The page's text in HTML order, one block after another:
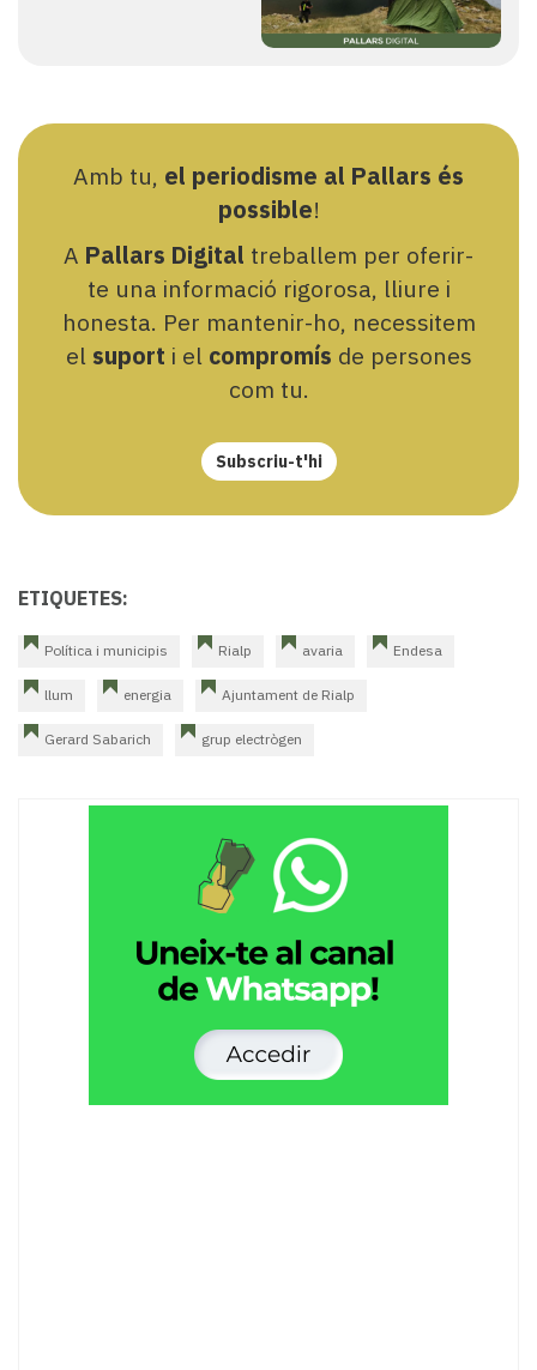
Amb tu, el periodisme al Pallars és
possible!
A Pallars Digital treballem per oferir-
te una informació rigorosa, lliure i
honesta. Per mantenir-ho, necessitem
el suport i el compromís de persones
com tu.
Subscriu-t'hi
ETIQUETES:
Política i municipis Rialp avaria Endesa
llum energia Ajuntament de Rialp
Gerard Sabarich grup electrògen